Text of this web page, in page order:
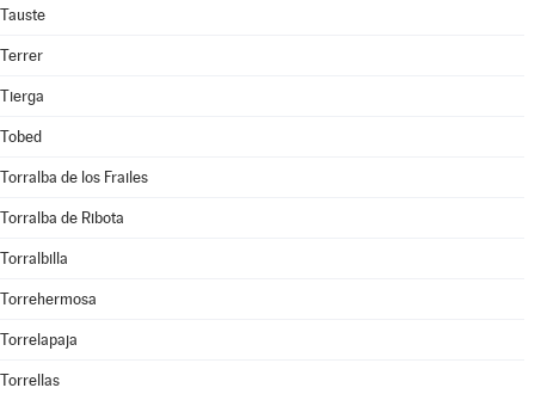
Tauste
Terrer
Tierga
Tobed
Torralba de los Frailes
Torralba de Ribota
Torralbilla
Torrehermosa
Torrelapaja
Torrellas